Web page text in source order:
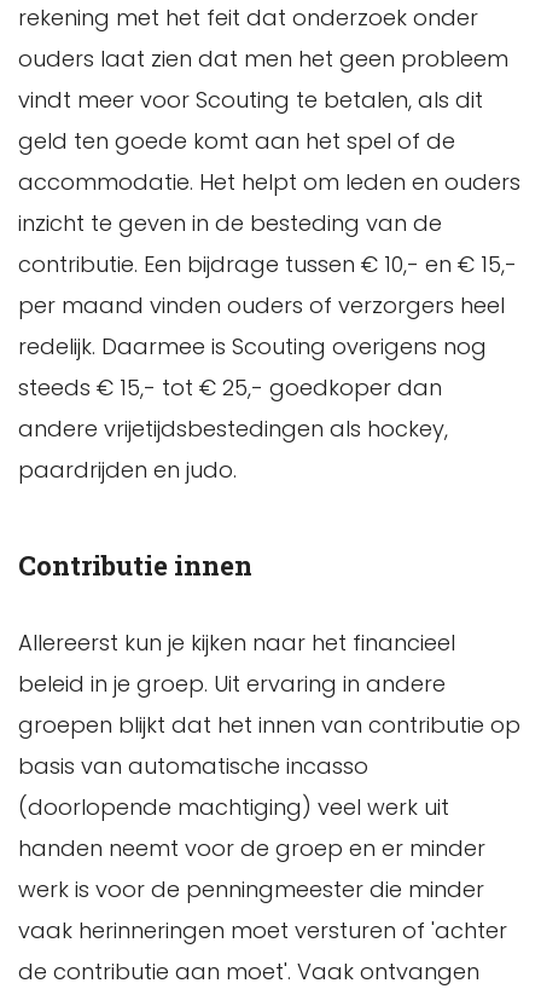
rekening met het feit dat onderzoek onder
ouders laat zien dat men het geen probleem
vindt meer voor Scouting te betalen, als dit
geld ten goede komt aan het spel of de
accommodatie. Het helpt om leden en ouders
inzicht te geven in de besteding van de
contributie. Een bijdrage tussen € 10,- en € 15,-
per maand vinden ouders of verzorgers heel
redelijk. Daarmee is Scouting overigens nog
steeds € 15,- tot € 25,- goedkoper dan
andere vrijetijdsbestedingen als hockey,
paardrijden en judo.
Contributie innen
Allereerst kun je kijken naar het financieel
beleid in je groep. Uit ervaring in andere
groepen blijkt dat het innen van contributie op
basis van automatische incasso
(doorlopende machtiging) veel werk uit
handen neemt voor de groep en er minder
werk is voor de penningmeester die minder
vaak herinneringen moet versturen of 'achter
de contributie aan moet'. Vaak ontvangen